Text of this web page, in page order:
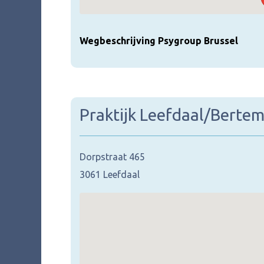
Wegbeschrijving Psygroup Brussel
Praktijk Leefdaal/Bertem
Dorpstraat 465
3061 Leefdaal